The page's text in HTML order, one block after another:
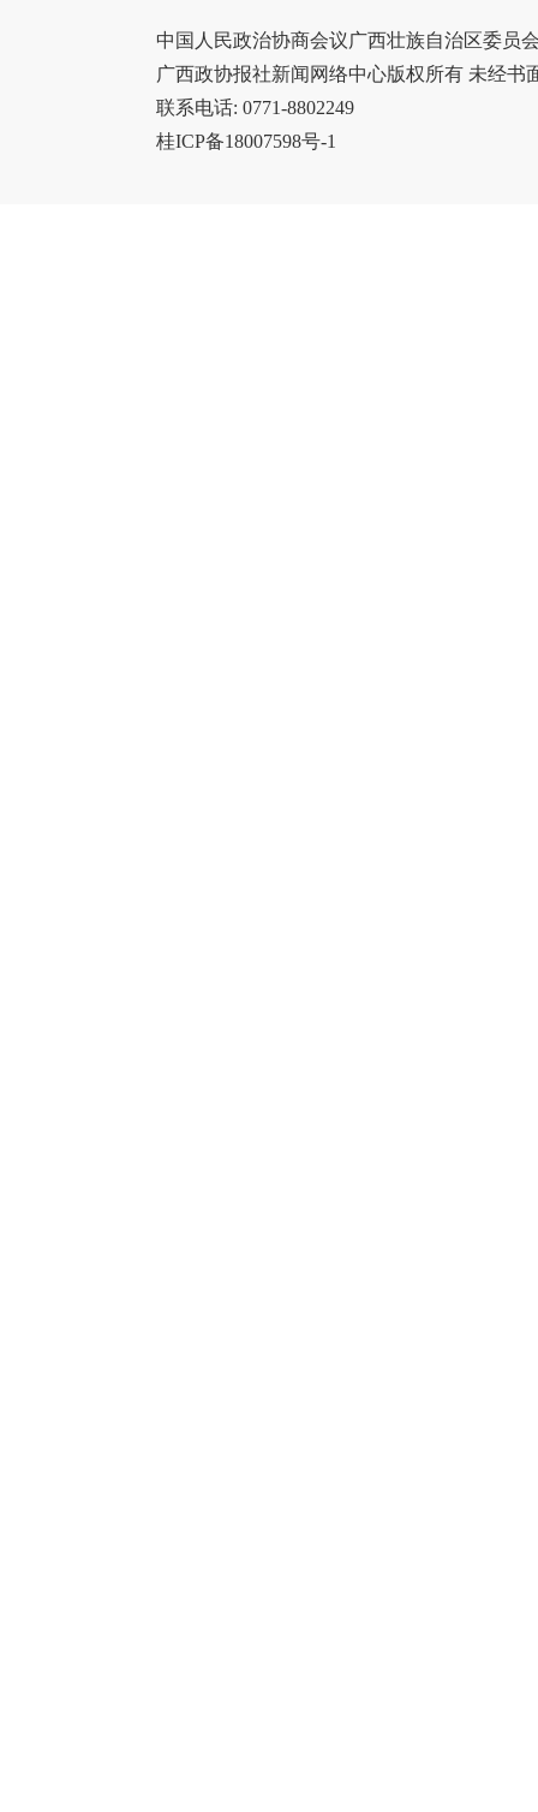
中国人民政治协商会议广西壮族自治区委员
广西政协报社新闻网络中心版权所有 未经书
联系电话: 0771-8802249
桂ICP备18007598号-1